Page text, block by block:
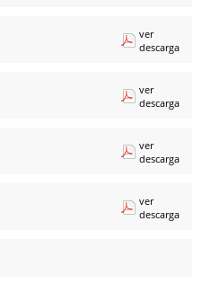
ver
descarga
ver
descarga
ver
descarga
ver
descarga